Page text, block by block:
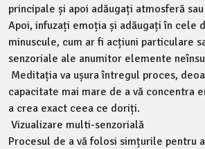
principale și apoi adăugați atmosferă
Apoi, infuzați emoția și adăugați în cele
minuscule, cum ar fi acțiuni particulare
senzoriale ale anumitor elemente
Meditația va ușura întregul proces,
capacitate mai mare de a vă concentra
a crea exact ceea ce doriți.
Vizualizare multi-senzorială
Procesul de a vă folosi simțurile pentru